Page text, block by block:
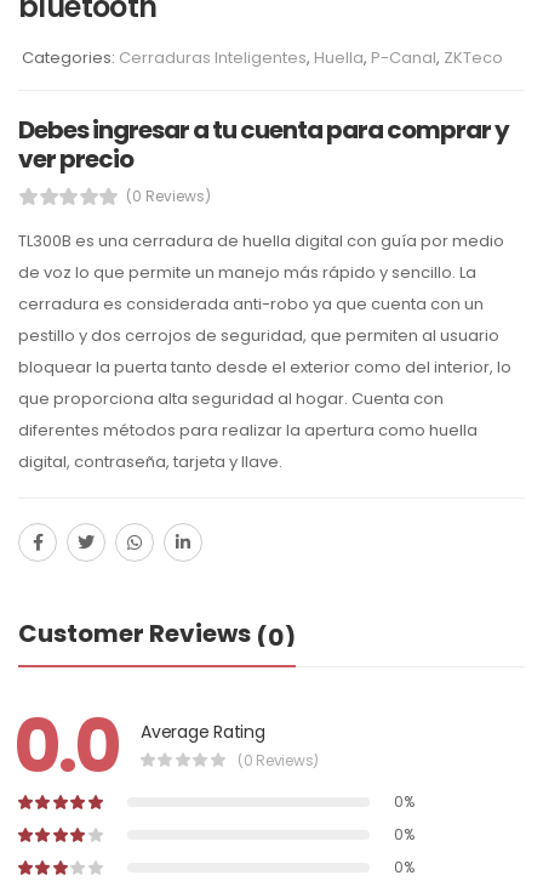
Categories: Cerraduras Inteligentes, Huella, P-Canal, ZKTeco
Debes ingresar a tu cuenta para comprar y
ver precio
(0 Reviews)
TL300B es una cerradura de huella digital con guía por medio
de voz lo que permite un manejo más rápido y sencillo. La
cerradura es considerada anti-robo ya que cuenta con un
pestillo y dos cerrojos de seguridad, que permiten al usuario
bloquear la puerta tanto desde el exterior como del interior, lo
que proporciona alta seguridad al hogar. Cuenta con
diferentes métodos para realizar la apertura como huella
digital, contraseña, tarjeta y llave.
Customer Reviews (0)
0.0 Average Rating
(0 Reviews)
0%
0%
0%